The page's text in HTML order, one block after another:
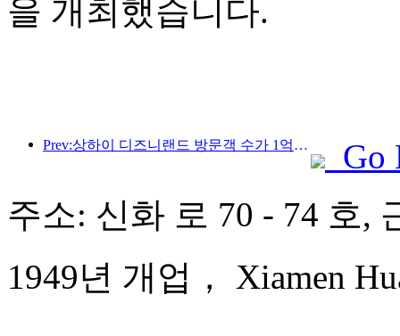
을 개최했습니다.
Prev:상하이 디즈니랜드 방문객 수가 1억 명을 돌파하면서, 4번째 테마호텔이 확장됩니다.
Go
주소: 신화 로 70 - 74 호,
1949년 개업， Xiamen